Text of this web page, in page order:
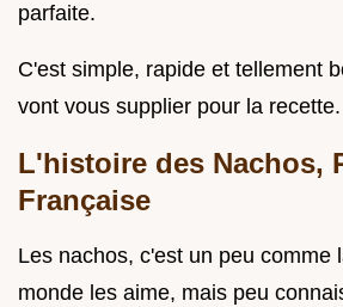
parfaite.
C'est simple, rapide et tellement
vont vous supplier pour la recette.
L'histoire des Nachos,
Française
Les nachos, c'est un peu comme
monde les aime, mais peu